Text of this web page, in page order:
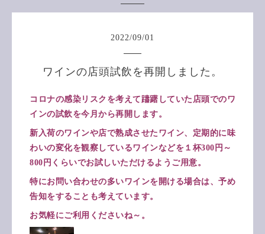
2022/09/01
ワインの店頭試飲を再開しました。
コロナの感染リスクを考えて躊躇していた店頭でのワ
インの試飲を今月から再開します。
新入荷のワインや店で熟成させたワイン、定期的に味
わいの変化を観察しているワインなどを１杯300円～
800円くらいでお試しいただけるようご用意。
特にお問い合わせの多いワインを開ける場合は、予め
告知をすることも考えています。
お気軽にご利用くださいね～。